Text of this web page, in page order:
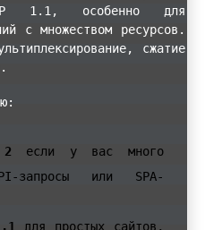
1.1, особенно для
с множеством ресурсов.
сжатие
2 если у вас много
запросы или SPA-
для простых сайтов,